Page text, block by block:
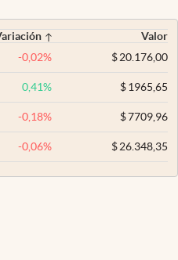
Valor
-0,02% $20.176,00
0,41% $1965,65
-0,18% $7709,96
-0,06% $26.348,35